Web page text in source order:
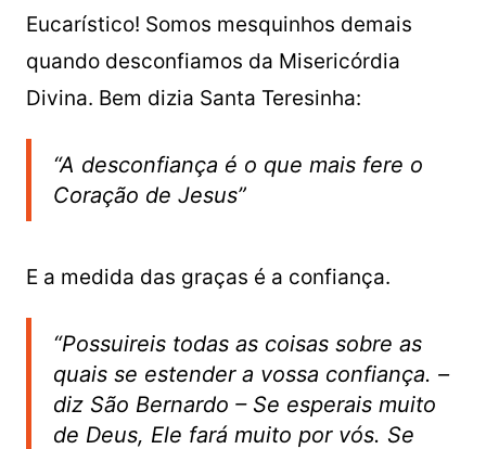
Eucarístico! Somos mesquinhos demais
quando desconfiamos da Misericórdia
Divina. Bem dizia Santa Teresinha:
“A desconfiança é o que mais fere o
Coração de Jesus”
E a medida das graças é a confiança.
“Possuireis todas as coisas sobre as
quais se estender a vossa confiança. –
diz São Bernardo – Se esperais muito
de Deus, Ele fará muito por vós. Se